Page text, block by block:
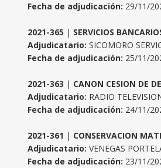
Fecha de adjudicación: 29/11/
2021-365 | SERVICIOS
Adjudicatario: SICOMORO
Fecha de adjudicación: 25/11/
2021-363 | CANON CESION DE
Adjudicatario: RADIO
Fecha de adjudicación: 24/11/
2021-361 | CONSERVACION
Adjudicatario: VENEGAS
Fecha de adjudicación: 23/11/